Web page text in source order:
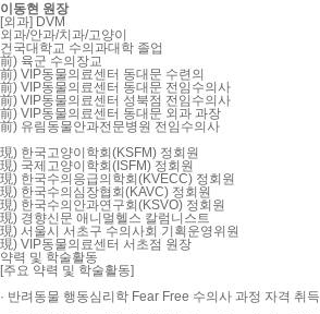
이동현 원장
[외과] DVM
외과/안과/치과/고양이
건국대학교 수의과대학 졸업
前) 육군 수의장교
前) VIP동물의료센터 동대문 수련의
前) VIP동물의료센터 동대문 전임수의사
前) VIP동물의료센터 성북점 전임수의사
前) VIP동물의료센터 동대문 외과 과장
前) 유림동물안과전문병원 전임수의사
現) 한국고양이학회(KSFM) 정회원
現) 국제고양이학회(ISFM) 정회원
現) 한국수의응급의학회(KVECC) 정회원
現) 한국수의심장협회(KAVC) 정회원
現) 한국수의안과연구회(KSVO) 정회원
現) 경향신문 애니멀헬스 칼럼니스트
現) 서울시 서초구 수의사회 기획운영위원
現) VIP동물의료센터 서초점 원장
약력 및 학술활동
[주요 약력 및 학술활동]
· 반려동물 행동심리학 Fear Free 수의사 과정 자격 취득